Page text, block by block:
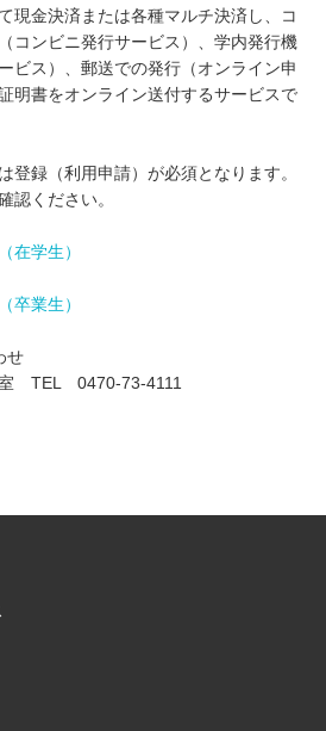
現金決済または各種マルチ決済し、コ
コンビニ発行サービス）、学内発行機
ビス）、郵送での発行（オンライン申
明書をオンライン送付するサービスで
登録（利用申請）が必須となります。
認ください。
在学生）
卒業生）
せ
TEL 0470-73-4111